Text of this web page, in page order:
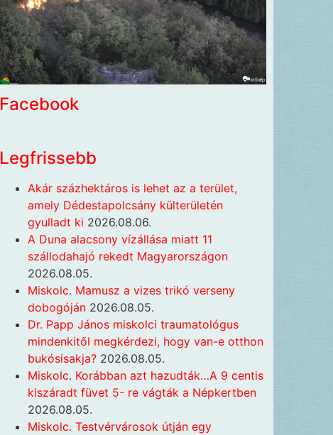
Facebook
Legfrissebb
Akár százhektáros is lehet az a terület,
amely Dédestapolcsány külterületén
gyulladt ki 2026.08.06.
A Duna alacsony vízállása miatt 11
szállodahajó rekedt Magyarországon
2026.08.05.
Miskolc. Mamusz a vizes trikó verseny
dobogóján 2026.08.05.
Dr. Papp János miskolci traumatológus
mindenkitől megkérdezi, hogy van-e otthon
bukósisakja? 2026.08.05.
Miskolc. Korábban azt hazudták…A 9 centis
kiszáradt füvet 5- re vágták a Népkertben
2026.08.05.
Miskolc. Testvérvárosok útján egy